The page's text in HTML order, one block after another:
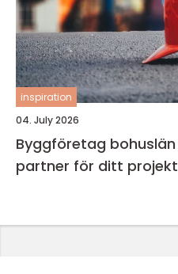
inspiration
04. July 2026
Byggföretag bohuslän så hittar du rätt
partner för ditt projekt